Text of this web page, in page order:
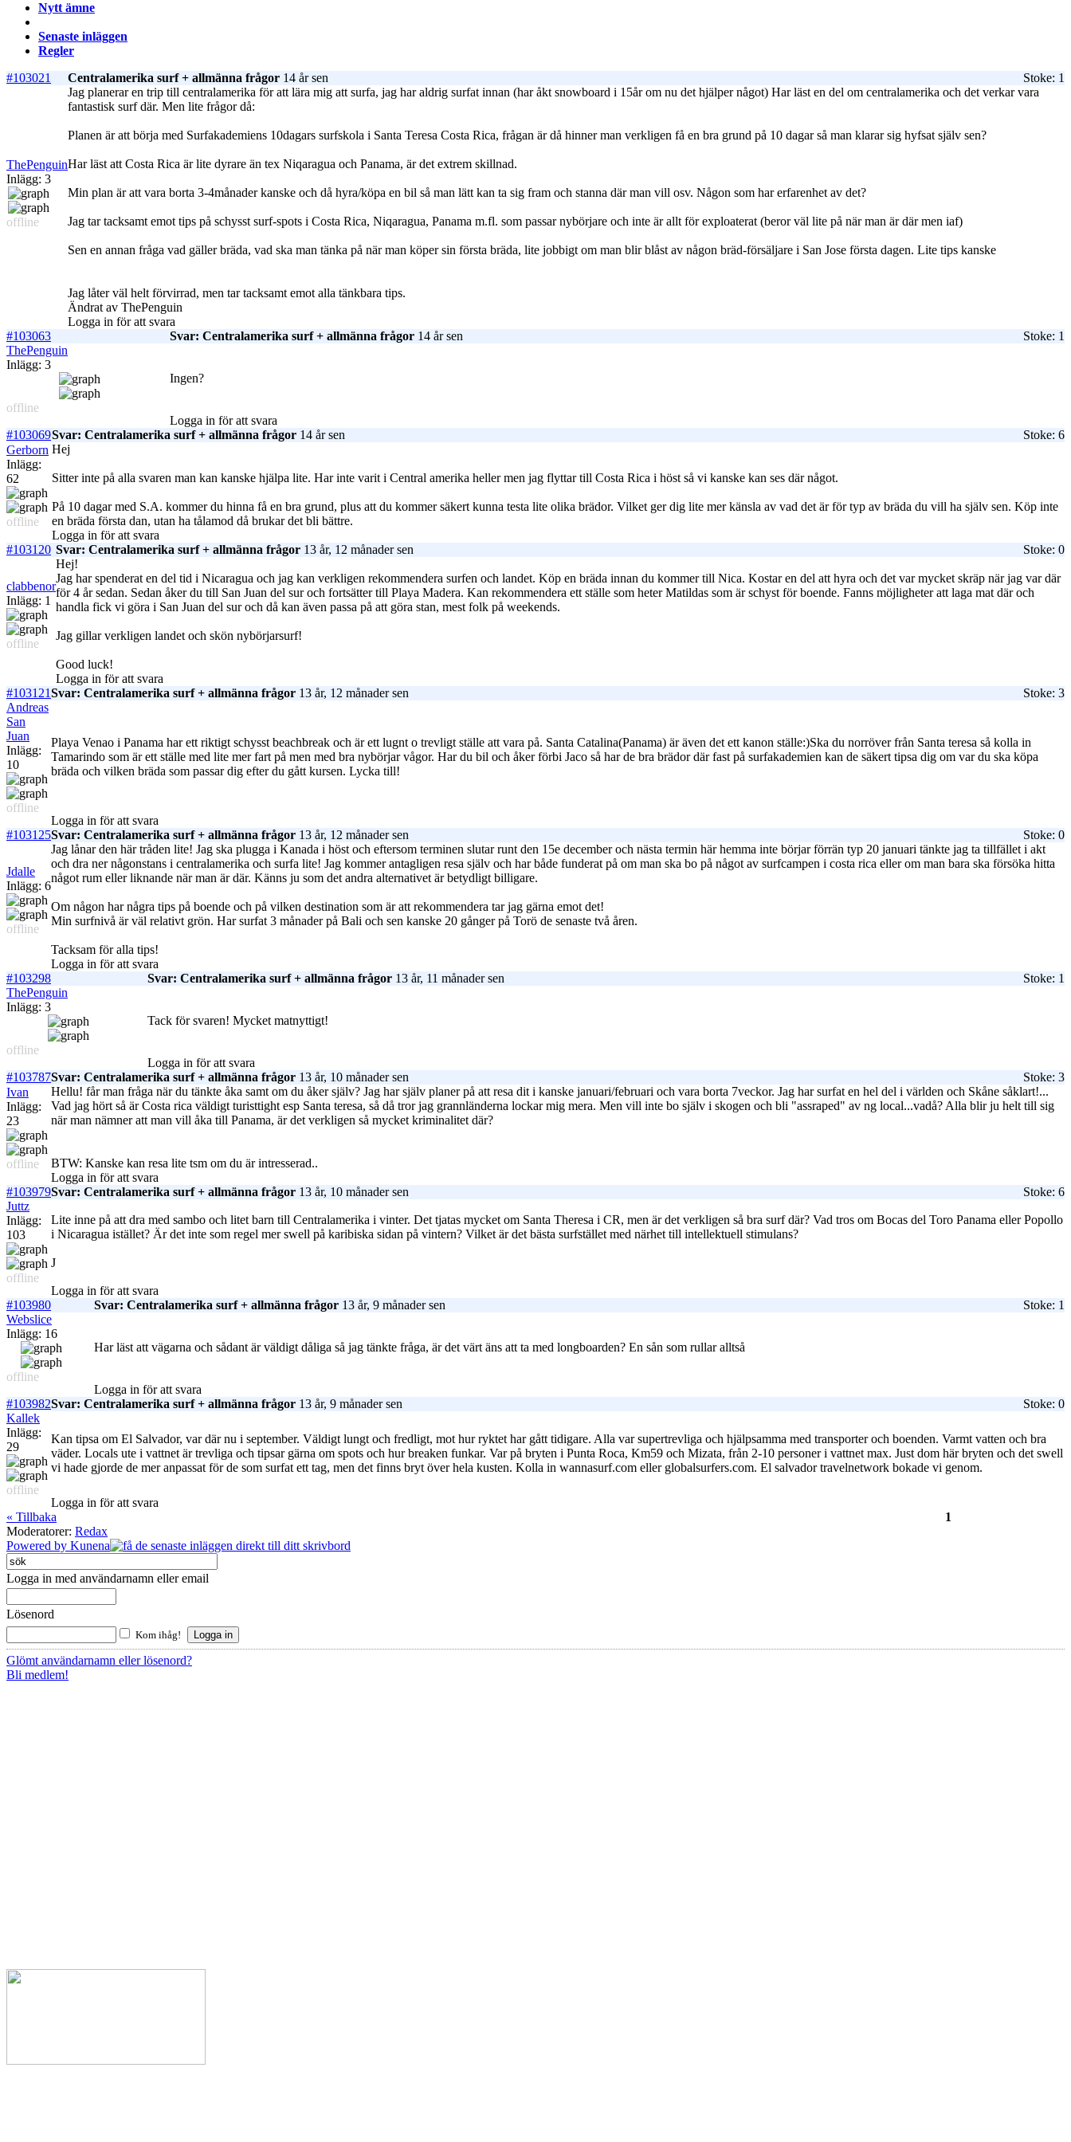
Nytt ämne
Senaste inläggen
Regler
#103021
Centralamerika surf + allmänna frågor 14 år sen Stoke: 1
ThePenguin
Inlägg: 3
offline
Jag planerar en trip till centralamerika för att lära mig att surfa, jag har aldrig surfat innan (har åkt snowboard i 15år om nu det hjälper något) Har läst en del om centralamerika och det verkar vara
fantastisk surf där. Men lite frågor då:
Planen är att börja med Surfakademiens 10dagars surfskola i Santa Teresa Costa Rica, frågan är då hinner man verkligen få en bra grund på 10 dagar så man klarar sig hyfsat själv sen?
Har läst att Costa Rica är lite dyrare än tex Niqaragua och Panama, är det extrem skillnad.
Min plan är att vara borta 3-4månader kanske och då hyra/köpa en bil så man lätt kan ta sig fram och stanna där man vill osv. Någon som har erfarenhet av det?
Jag tar tacksamt emot tips på schysst surf-spots i Costa Rica, Niqaragua, Panama m.fl. som passar nybörjare och inte är allt för exploaterat (beror väl lite på när man är där men iaf)
Sen en annan fråga vad gäller bräda, vad ska man tänka på när man köper sin första bräda, lite jobbigt om man blir blåst av någon bräd-försäljare i San Jose första dagen. Lite tips kanske
Jag låter väl helt förvirrad, men tar tacksamt emot alla tänkbara tips.
Ändrat av ThePenguin
Logga in för att svara
#103063
Svar: Centralamerika surf + allmänna frågor 14 år sen
Stoke: 1
ThePenguin
Inlägg: 3
offline
Ingen?
Logga in för att svara
#103069Svar: Centralamerika surf + allmänna frågor 14 år sen
Stoke: 6
Gerborn
Inlägg:
62
offline
Hej
Sitter inte på alla svaren man kan kanske hjälpa lite. Har inte varit i Central amerika heller men jag flyttar till Costa Rica i höst så vi kanske kan ses där något.
På 10 dagar med S.A. kommer du hinna få en bra grund, plus att du kommer säkert kunna testa lite olika brädor. Vilket ger dig lite mer känsla av vad det är för typ av bräda du vill ha själv sen. Köp inte
en bräda första dan, utan ha tålamod då brukar det bli bättre.
Logga in för att svara
#103120 Svar: Centralamerika surf + allmänna frågor 13 år, 12 månader sen Stoke: 0
clabbenor
Inlägg: 1
offline
Hej!
Jag har spenderat en del tid i Nicaragua och jag kan verkligen rekommendera surfen och landet. Köp en bräda innan du kommer till Nica. Kostar en del att hyra och det var mycket skräp när jag var där
för 4 år sedan. Sedan åker du till San Juan del sur och fortsätter till Playa Madera. Kan rekommendera ett ställe som heter Matildas som är schyst för boende. Fanns möjligheter att laga mat där och
handla fick vi göra i San Juan del sur och då kan även passa på att göra stan, mest folk på weekends.
Jag gillar verkligen landet och skön nybörjarsurf!
Good luck!
Logga in för att svara
#103121Svar: Centralamerika surf + allmänna frågor 13 år, 12 månader sen
Stoke: 3
Andreas
San
Juan
Inlägg:
10
offline
Playa Venao i Panama har ett riktigt schysst beachbreak och är ett lugnt o trevligt ställe att vara på. Santa Catalina(Panama) är även det ett kanon ställe:)Ska du norröver från Santa teresa så kolla in
Tamarindo som är ett ställe med lite mer fart på men med bra nybörjar vågor. Har du bil och åker förbi Jaco så har de bra brädor där fast på surfakademien kan de säkert tipsa dig om var du ska köpa
bräda och vilken bräda som passar dig efter du gått kursen. Lycka till!
Logga in för att svara
#103125Svar: Centralamerika surf + allmänna frågor 13 år, 12 månader sen Stoke: 0
Jdalle
Inlägg: 6
offline
Jag lånar den här tråden lite! Jag ska plugga i Kanada i höst och eftersom terminen slutar runt den 15e december och nästa termin här hemma inte börjar förrän typ 20 januari tänkte jag ta tillfället i akt
och dra ner någonstans i centralamerika och surfa lite! Jag kommer antagligen resa själv och har både funderat på om man ska bo på något av surfcampen i costa rica eller om man bara ska försöka hitta
något rum eller liknande när man är där. Känns ju som det andra alternativet är betydligt billigare.
Om någon har några tips på boende och på vilken destination som är att rekommendera tar jag gärna emot det!
Min surfnivå är väl relativt grön. Har surfat 3 månader på Bali och sen kanske 20 gånger på Torö de senaste två åren.
Tacksam för alla tips!
Logga in för att svara
#103298
Svar: Centralamerika surf + allmänna frågor 13 år, 11 månader sen
Stoke: 1
ThePenguin
Inlägg: 3
offline
Tack för svaren! Mycket matnyttigt!
Logga in för att svara
#103787Svar: Centralamerika surf + allmänna frågor 13 år, 10 månader sen
Stoke: 3
Ivan
Inlägg:
23
offline
Hellu! får man fråga när du tänkte åka samt om du åker själv? Jag har själv planer på att resa dit i kanske januari/februari och vara borta 7veckor. Jag har surfat en hel del i världen och Skåne såklart!...
Vad jag hört så är Costa rica väldigt turisttight esp Santa teresa, så då tror jag grannländerna lockar mig mera. Men vill inte bo själv i skogen och bli "assraped" av ng local...vadå? Alla blir ju helt till sig
när man nämner att man vill åka till Panama, är det verkligen så mycket kriminalitet där?
BTW: Kanske kan resa lite tsm om du är intresserad..
Logga in för att svara
#103979Svar: Centralamerika surf + allmänna frågor 13 år, 10 månader sen
Stoke: 6
Juttz
Inlägg:
103
offline
Lite inne på att dra med sambo och litet barn till Centralamerika i vinter. Det tjatas mycket om Santa Theresa i CR, men är det verkligen så bra surf där? Vad tros om Bocas del Toro Panama eller Popollo
i Nicaragua istället? Är det inte som regel mer swell på karibiska sidan på vintern? Vilket är det bästa surfstället med närhet till intellektuell stimulans?
J
Logga in för att svara
#103980
Svar: Centralamerika surf + allmänna frågor 13 år, 9 månader sen
Stoke: 1
Webslice
Inlägg: 16
offline
Har läst att vägarna och sådant är väldigt dåliga så jag tänkte fråga, är det värt äns att ta med longboarden? En sån som rullar alltså
Logga in för att svara
#103982Svar: Centralamerika surf + allmänna frågor 13 år, 9 månader sen
Stoke: 0
Kallek
Inlägg:
29
offline
Kan tipsa om El Salvador, var där nu i september. Väldigt lungt och fredligt, mot hur ryktet har gått tidigare. Alla var supertrevliga och hjälpsamma med transporter och boenden. Varmt vatten och bra
väder. Locals ute i vattnet är trevliga och tipsar gärna om spots och hur breaken funkar. Var på bryten i Punta Roca, Km59 och Mizata, från 2-10 personer i vattnet max. Just dom här bryten och det swell
vi hade gjorde de mer anpassat för de som surfat ett tag, men det finns bryt över hela kusten. Kolla in wannasurf.com eller globalsurfers.com. El salvador travelnetwork bokade vi genom.
Logga in för att svara
« Tillbaka
1
Moderatorer: Redax
Powered by Kunena
Logga in med användarnamn eller email
Lösenord
Kom ihåg!
Glömt användarnamn eller lösenord?
Bli medlem!